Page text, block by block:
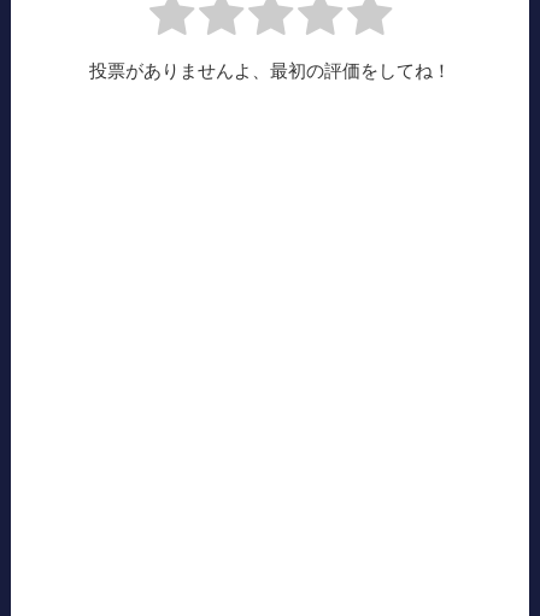
投票がありませんよ、最初の評価をしてね！